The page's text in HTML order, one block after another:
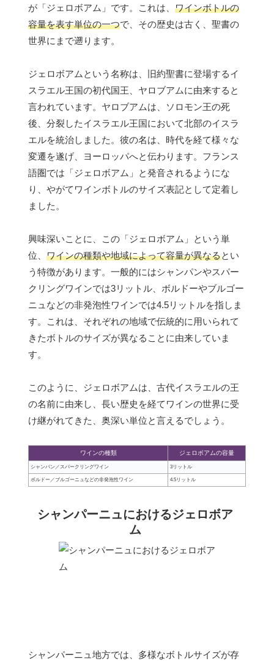
が「ジェロボアム」です。これは、 ワインボトルの
容量を表す単位の一つで、その歴史は古く、聖書の
世界にまで遡ります。
ジェロボアムという名称は、旧約聖書に登場するイ
スラエル王国の初代国王、ヤロブアムに由来すると
言われています。ヤロブアムは、ソロモン王の死
後、分裂したイスラエル王国において北部のイスラ
エルを統治しました。彼の名は、時代を経て様々な
変遷を遂げ、ヨーロッパへと伝わります。フランス
語圏では「ジェロボアム」と発音されるようにな
り、やがてワインボトルのサイズ表記として定着し
ました。
興味深いことに、この「ジェロボアム」という単
位、 ワインの種類や地域によって容量が異なるとい
う特徴があります。一般的にはシャンパンやスパー
クリングワインでは3リットル、ボルドーやブルゴー
ニュなどの非発泡性ワインでは4.5リットルを指しま
す。これは、それぞれの地域で伝統的に用いられて
きたボトルのサイズが異なることに由来していま
す。
このように、ジェロボアムは、古代イスラエルの王
の名前に由来し、長い歴史を経てワインの世界に受
け継がれてきた、奥深い単位と言えるでしょう。
ワインの種類 ジェロボアムの容量
シャンパン／スパークリングワイン 3リットル
ボルドー／ブルゴーニュなどの非発泡性ワイン 4.5リットル
シャンパーニュにおけるジェロボア
ム
シャンパーニュ地方では、多様なボトルサイズが存